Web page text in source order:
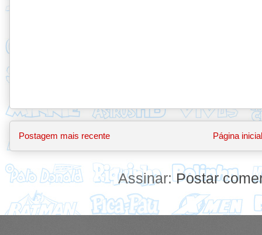
Postagem mais recente Página inicial
Assinar:Postar